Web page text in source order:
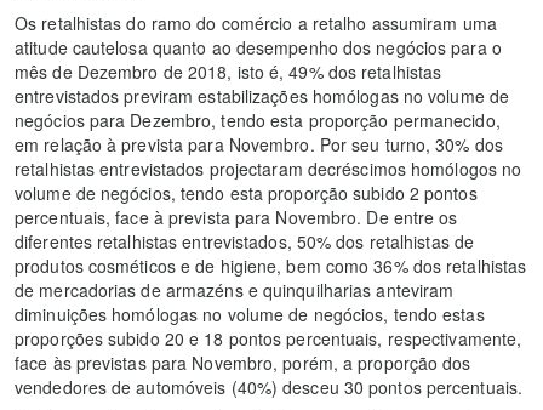
Os retalhistas do ramo do comércio a retalho assumiram uma
atitude cautelosa quanto ao desempenho dos negócios para o
mês de Dezembro de 2018, isto é, 49% dos retalhistas
entrevistados previram estabilizações homólogas no volume de
negócios para Dezembro, tendo esta proporção permanecido,
em relação à prevista para Novembro. Por seu turno, 30% dos
retalhistas entrevistados projectaram decréscimos homólogos no
volume de negócios, tendo esta proporção subido 2 pontos
percentuais, face à prevista para Novembro. De entre os
diferentes retalhistas entrevistados, 50% dos retalhistas de
produtos cosméticos e de higiene, bem como 36% dos retalhistas
de mercadorias de armazéns e quinquilharias anteviram
diminuições homólogas no volume de negócios, tendo estas
proporções subido 20 e 18 pontos percentuais, respectivamente,
face às previstas para Novembro, porém, a proporção dos
vendedores de automóveis (40%) desceu 30 pontos percentuais.